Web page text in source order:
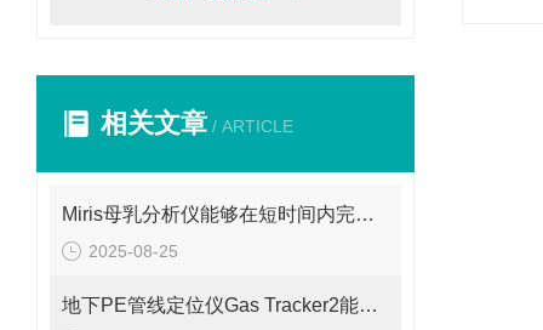
相关文章 / ARTICLE
Miris母乳分析仪能够在短时间内完成快速分析
2025-08-25
地下PE管线定位仪Gas Tracker2能够准确地定位PE管线的位置